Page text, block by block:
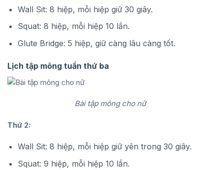
Wall Sit: 8 hiệp, mỗi hiệp giữ 30 giây.
Squat: 8 hiệp, mỗi hiệp 10 lần.
Glute Bridge: 5 hiệp, giữ càng lâu càng tốt.
Lịch tập mông tuần thứ ba
Bài tập mông cho nữ
Thứ 2:
Wall Sit: 8 hiệp, mỗi hiệp giữ yên trong 30 giây.
Squat: 9 hiệp, mỗi hiệp 10 lần.